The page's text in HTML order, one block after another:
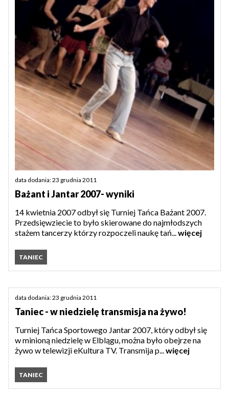
data dodania: 23 grudnia 2011
Bażant i Jantar 2007- wyniki
14 kwietnia 2007 odbył się Turniej Tańca Bażant 2007.
Przedsięwziecie to było skierowane do najmłodszych
stażem tancerzy którzy rozpoczeli naukę tań...więcej
TANIEC
data dodania: 23 grudnia 2011
Taniec - w niedzielę transmisja na żywo!
Turniej Tańca Sportowego Jantar 2007, który odbył się
w minioną niedzielę w Elblągu, można było obejrze na
żywo w telewizji eKultura TV. Transmija p...więcej
TANIEC